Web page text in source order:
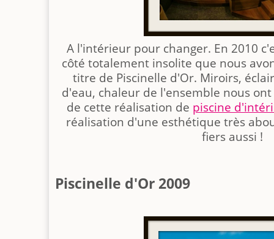
A l'intérieur pour changer. En 2010
côté totalement insolite que nous
titre de Piscinelle d'Or. Miroirs,
d'eau, chaleur de l'ensemble nous
de cette réalisation de piscine
réalisation d'une esthétique très
fiers aussi !
Piscinelle d'Or 2009